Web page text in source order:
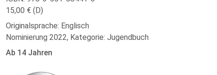
15,00 € (D)
Originalsprache: Englisch
Nominierung 2022, Kategorie: Jugendbuch
Ab 14 Jahren